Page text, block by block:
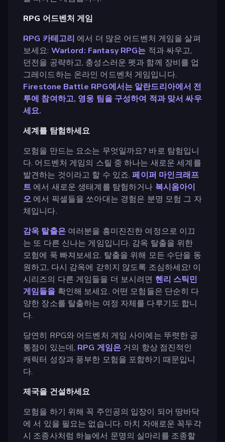
RPG 어드벤처 게임
RPG 카테고리 에서 더 많은 어드벤처 게임을 살펴
보세요: Warlord: Fantasy RPG는 적과 싸우고,
던전을 공략하고, 충성스러운 펫과 함께 장비를 업
그레이드하는 온라인 어드벤처 게임입니다.
Firestone Battle RPG에서는 알란드리아에서 전
투에 참여하고, 영웅 팀을 구성하여 적과 맞서 싸우
세요.
세계를 탐험하세요
모험을 만드는 요소는 무엇일까요? 바로 탐험입니
다. 어드벤처 게임의 스릴 중 하나는 새로운 세계를
발견하는 것이라고 할 수 있죠.페이퍼 마인크래프
트 에서 새로운 생태계를 탐험하거나 복시옴아이
오 에서 픽셀들을 쏘아대는 경험은 분명 모험 그 자
체입니다.
감옥 탈출은여러분을 흥미진진한 여정으로 이끄
는 또 다른 신나는 게임입니다. 감옥 탈출을 위한
모험에 푹 빠져보세요. 탈출을 위해 모든 수단을 동
원하고, 다시 감옥에 갇히지 않도록 조심하세요! 이
시리즈의 다른 게임들을 더 보시려면 헨리 스틱민
게임들을 확인해 보세요. 어떤 모험들은 단순히 다
양한 장소를 탈출하는 여정 자체를 다루기도 합니
다.
당연히 RPG와 어드벤처 게임 사이에는 뚜렷한 공
통점이 있는데, RPG 게임은 거의 항상 점진적인
캐릭터 성장과 풍부한 모험을 포함하기 때문입니
다.
제국을 건설하세요
모험을 하기 위해 꼭 주인공의 입장이 되어 땅바닥
에 서 있을 필요는 없습니다. 마치 자애로운 꼭두각
시 조종사처럼 하늘에서 문명의 실마리를 조종할